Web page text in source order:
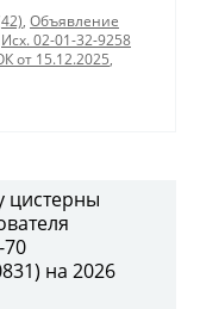
, Объявление
Исх. 02-01-32-9258
от 15.12.2025,
цистерны
на 2026